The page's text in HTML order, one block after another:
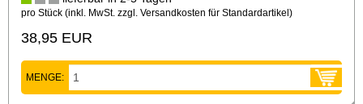
pro Stück (inkl. MwSt. zzgl. Versandkosten für Standardartikel)
38,95 EUR
MENGE: